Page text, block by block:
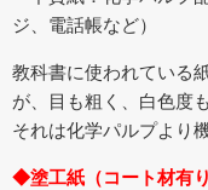
ジ、電話帳など）
教科書に使われている
が、目も粗く、白色度
それは化学パルプより
◆塗工紙（コート材有り